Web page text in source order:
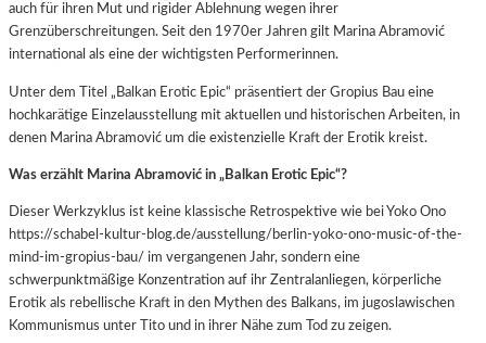
auch für ihren Mut und rigider Ablehnung wegen ihrer
Grenzüberschreitungen. Seit den 1970er Jahren gilt Marina Abramović
international als eine der wichtigsten Performerinnen.
Unter dem Titel „Balkan Erotic Epic“ präsentiert der Gropius Bau eine
hochkarätige Einzelausstellung mit aktuellen und historischen Arbeiten, in
denen Marina Abramović um die existenzielle Kraft der Erotik kreist.
Was erzählt Marina Abramović in „Balkan Erotic Epic“?
Dieser Werkzyklus ist keine klassische Retrospektive wie bei Yoko Ono
https://schabel-kultur-blog.de/ausstellung/berlin-yoko-ono-music-of-the-
mind-im-gropius-bau/ im vergangenen Jahr, sondern eine
schwerpunktmäßige Konzentration auf ihr Zentralanliegen, körperliche
Erotik als rebellische Kraft in den Mythen des Balkans, im jugoslawischen
Kommunismus unter Tito und in ihrer Nähe zum Tod zu zeigen.